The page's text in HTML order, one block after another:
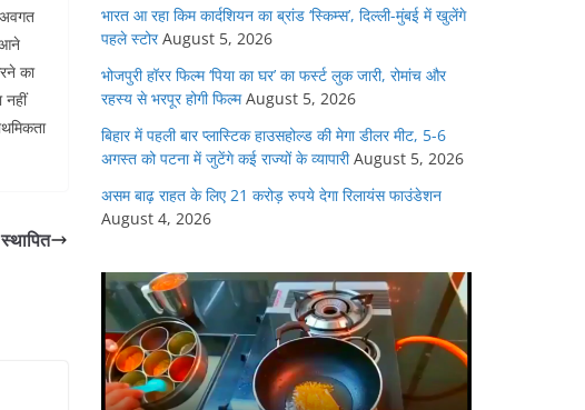
अवगत
आने
का
नहीं
भारत आ रहा किम कार्दशियन का ब्रांड ‘स्किम्स’, दिल्ली-मुंबई में खुलेंगे
पहले स्टोर August 5, 2026
भोजपुरी हॉरर फिल्म ‘पिया का घर’ का फर्स्ट लुक जारी, रोमांच और
रहस्य से भरपूर होगी फिल्म August 5, 2026
बिहार में पहली बार प्लास्टिक हाउसहोल्ड की मेगा डीलर मीट, 5-6
अगस्त को पटना में जुटेंगे कई राज्यों के व्यापारी August 5, 2026
असम बाढ़ राहत के लिए 21 करोड़ रुपये देगा रिलायंस फाउंडेशन
August 4, 2026